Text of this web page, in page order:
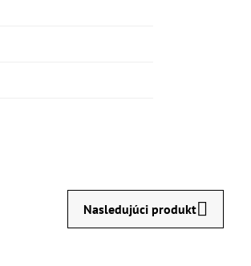
Nasledujúci produkt